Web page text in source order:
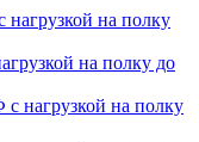
на полку до